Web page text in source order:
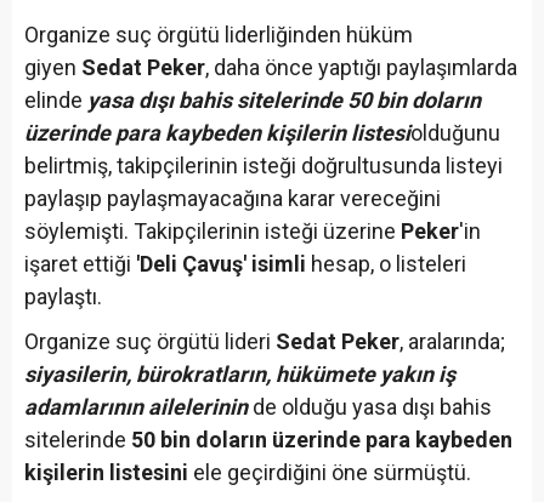
Organize suç örgütü liderliğinden hüküm
giyen Sedat Peker, daha önce yaptığı paylaşımlarda
elinde yasa dışı bahis sitelerinde 50 bin doların
üzerinde para kaybeden kişilerin listesiolduğunu
belirtmiş, takipçilerinin isteği doğrultusunda listeyi
paylaşıp paylaşmayacağına karar vereceğini
söylemişti. Takipçilerinin isteği üzerine Peker'in
işaret ettiği 'Deli Çavuş' isimli hesap, o listeleri
paylaştı.
Organize suç örgütü lideri Sedat Peker, aralarında;
siyasilerin, bürokratların, hükümete yakın iş
adamlarının ailelerininde olduğu yasa dışı bahis
sitelerinde 50 bin doların üzerinde para kaybeden
kişilerin listesini ele geçirdiğini öne sürmüştü.